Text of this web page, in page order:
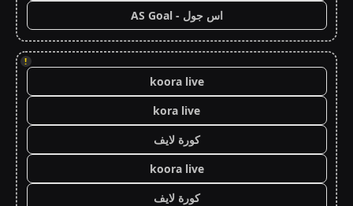
اس جول - AS Goal
!
koora live
kora live
كورة لايف
koora live
كورة لايف